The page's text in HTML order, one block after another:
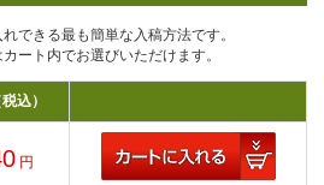
できる最も簡単な入稿方法です。
ート内でお選びいただけます。
込）
円